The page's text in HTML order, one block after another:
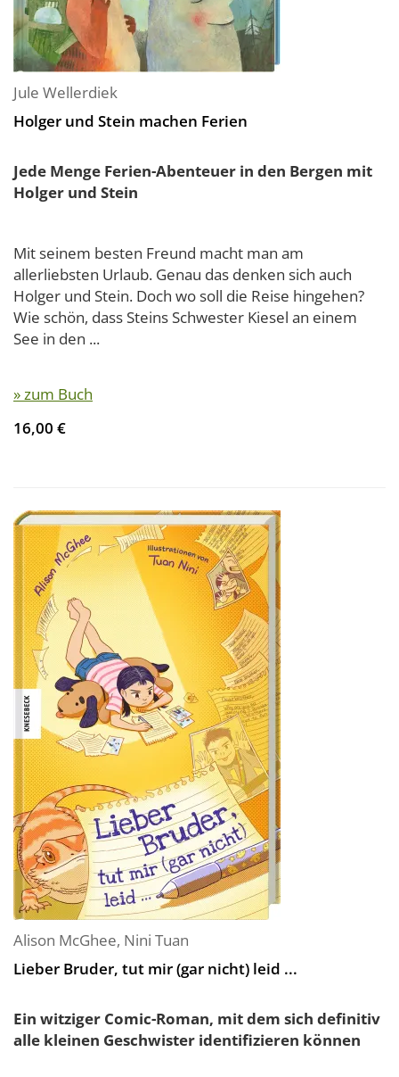
Jule Wellerdiek
Holger und Stein machen Ferien
Jede Menge Ferien-Abenteuer in den Bergen mit
Holger und Stein
Mit seinem besten Freund macht man am
allerliebsten Urlaub. Genau das denken sich auch
Holger und Stein. Doch wo soll die Reise hingehen?
Wie schön, dass Steins Schwester Kiesel an einem
See in den ...
» zum Buch
16,00 €
Alison McGhee, Nini Tuan
Lieber Bruder, tut mir (gar nicht) leid ...
Ein witziger Comic-Roman, mit dem sich definitiv
alle kleinen Geschwister identifizieren können